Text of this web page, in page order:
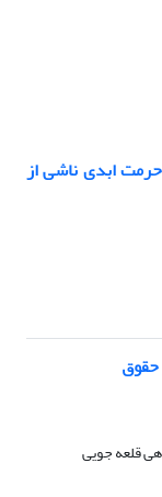
قانون مدنی (حرمت ابدی ناشی از
حقوق
قلعه جویی